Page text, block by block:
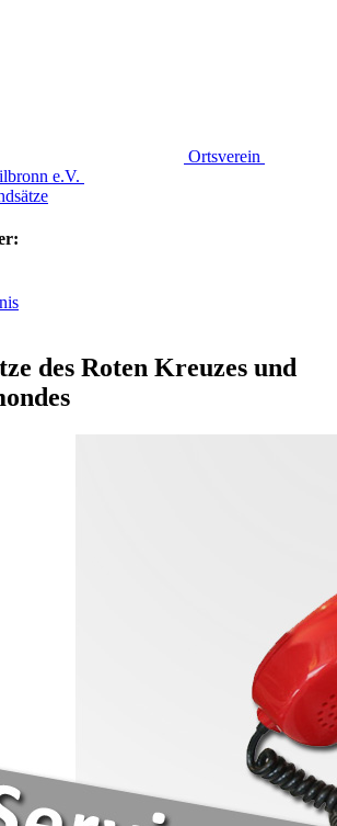
Ortsverein
e.V.
des Roten Kreuzes und